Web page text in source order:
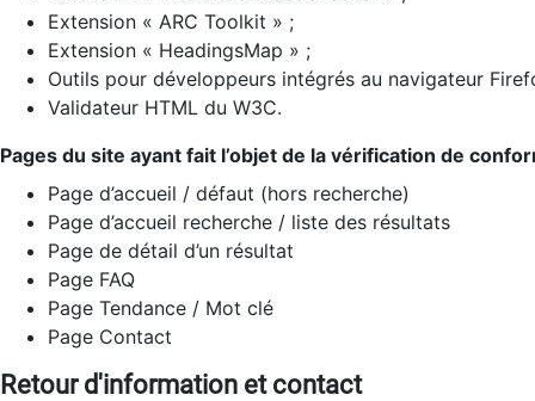
Extension « ARC Toolkit » ;
Extension « HeadingsMap » ;
Outils pour développeurs intégrés au navigateur
Validateur HTML du W3C.
Pages du site ayant fait l’objet de la vérification de
Page d’accueil / défaut (hors recherche)
Page d’accueil recherche / liste des résultats
Page de détail d’un résultat
Page FAQ
Page Tendance / Mot clé
Page Contact
Retour d'information et contact